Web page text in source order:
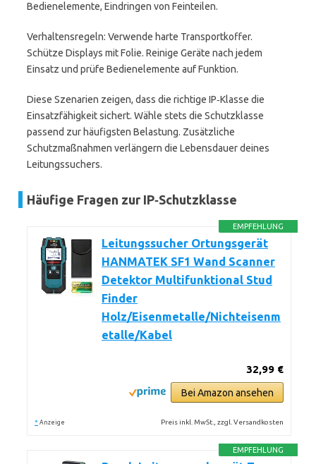
Bedienelemente, Eindringen von Feinteilen.
Verhaltensregeln: Verwende harte Transportkoffer.
Schütze Displays mit Folie. Reinige Geräte nach jedem
Einsatz und prüfe Bedienelemente auf Funktion.
Diese Szenarien zeigen, dass die richtige IP‑Klasse die
Einsatzfähigkeit sichert. Wähle stets die Schutzklasse
passend zur häufigsten Belastung. Zusätzliche
Schutzmaßnahmen verlängern die Lebensdauer deines
Leitungssuchers.
Häufige Fragen zur IP‑Schutzklasse
EMPFEHLUNG
Leitungssucher Ortungsgerät
HANMATEK SF1 Wand Scanner
Detektor Multifunktional Stud
Finder
Holz/Eisenmetalle/Nichteisenm
etalle/Kabel
32,99 €
Bei Amazon ansehen
* Anzeige Preis inkl. MwSt., zzgl. Versandkosten
EMPFEHLUNG